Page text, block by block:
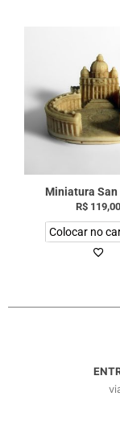
Miniatura
R$ 119,00
Colocar no